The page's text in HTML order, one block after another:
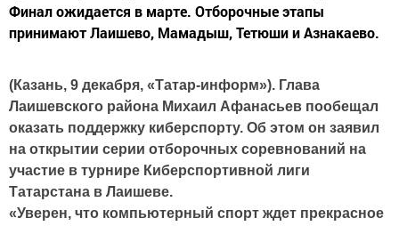
Финал ожидается в марте. Отборочные этапы
принимают Лаишево, Мамадыш, Тетюши и Азнакаево.
(Казань, 9 декабря, «Татар-информ»). Глава
Лаишевского района Михаил Афанасьев пообещал
оказать поддержку киберспорту. Об этом он заявил
на открытии серии отборочных соревнований на
участие в турнире Киберспортивной лиги
Татарстана в Лаишеве.
«Уверен, что компьютерный спорт ждет прекрасное